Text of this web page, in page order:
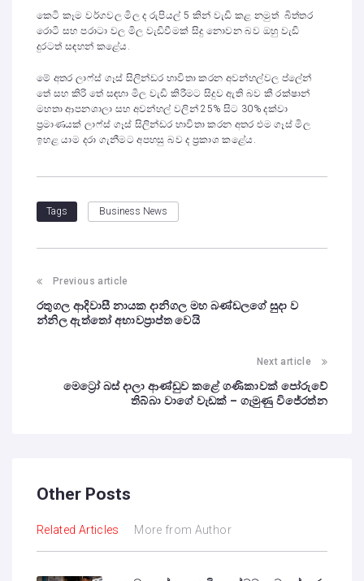
කෙටි කෑම වර්ගවල මිල ද රුපියල් 5 කින් වැඩි කළ නමුත් බිත්තර
රොටි සහ පරාටා වල මිල වැඩිවීමක් සිදු නොවන බව ඔහු වැඩි
දුරටත් සඳහන් කළේය.
මේ අතර ලාෆ්ස් ගෑස් සිලින්ඩර භාවිතා කරන අවන්හල්වල ප්ලේන්
තේ සහ කිරි තේ සඳහා මිල වැඩි කිරීමට සිදුව ඇති බව කී රක්ෂාන්
මහතා ආපනශාලා සහ අවන්හල් වලින් 25% සිට 30% දක්වා
ප්‍රමාණයක් ලාෆ්ස් ගෑස් සිලින්ඩර භාවිතා කරන අතර එම ගෑස් මිල
ඉහළ යාම දරා ගැනීමට අපහසු බව ද ප්‍රකාශ කළේය.
Tags Business News
Previous article
රතුගල ආදිවාසී නායක දානිගල මහ බණ්ඩලගේ සුදා ව
න්නිල ඇත්තෝ අභාවප්‍රාප්ත වෙයි
Next article
මෙට්‍රෝ බස් දාලා ආණ්ඩුව කළේ ගණිකාවක් පෝරුවේ
තිබ්බා වාගේ වැඩක් – ගැමුණු විජේරත්න
Other Posts
Related Articles More from Author